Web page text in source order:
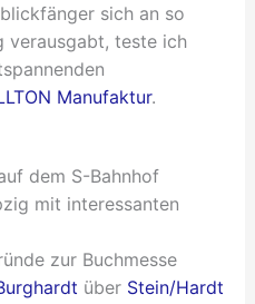
sich an so
verausgabt, teste ich
Manufaktur.
dem S-Bahnhof
mit interessanten
zur Buchmesse
über Stein/Hardt